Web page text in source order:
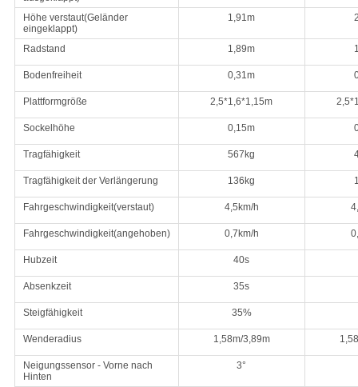
Höhe verstaut(Geländer
eingeklappt)
1,91m
Radstand 1,89m
Bodenfreiheit 0,31m
Plattformgröße 2,5*1,6*1,15m
Sockelhöhe 0,15m
Tragfähigkeit 567kg
Tragfähigkeit der Verlängerung 136kg
Fahrgeschwindigkeit(verstaut) 4,5km/h
Fahrgeschwindigkeit(angehoben) 0,7km/h
Hubzeit 40s
Absenkzeit 35s
Steigfähigkeit 35%
Wenderadius 1,58m/3,89m
Neigungssensor - Vorne nach
Hinten
3°